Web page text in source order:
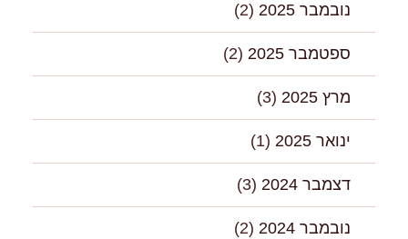
נובמבר 2025 (2)
ספטמבר 2025 (2)
מרץ 2025 (3)
ינואר 2025 (1)
דצמבר 2024 (3)
נובמבר 2024 (2)